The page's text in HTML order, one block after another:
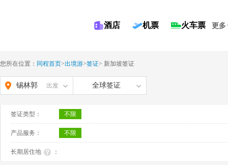
酒店 机票 火车票 更多
您所在位置： 同程首页>出境游>签证> 新加坡签证
锡林郭 出发 全球签证
签证类型： 不限
产品服务： 不限
长期居住地 ：